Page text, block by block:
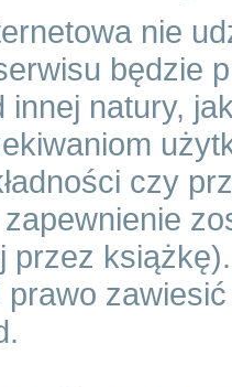
nie
będzie
innej natury,
czy
przez
prawo